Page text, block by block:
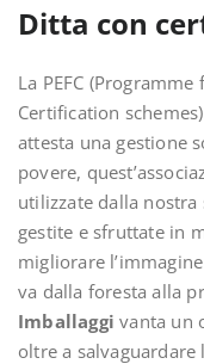
Ditta con
La PEFC
Certification
attesta una gestione
povere,
utilizzate dalla
gestite e sfruttate in
migliorare
va dalla foresta alla
Imballaggi vanta un
oltre a